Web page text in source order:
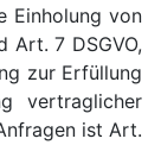
Einholung von
Art. 7 DSGVO,
zur Erfüllung
vertraglicher
ist Art.